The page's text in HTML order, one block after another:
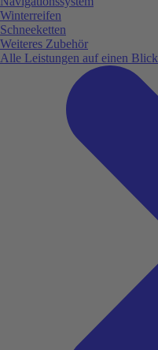
Winterreifen
Schneeketten
Weiteres Zubehör
Alle Leistungen auf einen Blick